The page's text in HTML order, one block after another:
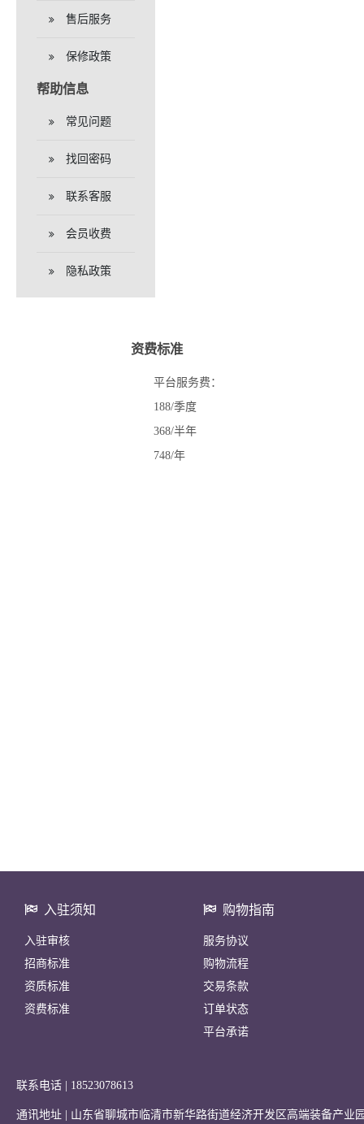
售后服务
保修政策
帮助信息
常见问题
找回密码
联系客服
会员收费
隐私政策
资费标准
平台服务费：
188/季度
368/半年
748/年
入驻须知
入驻审核
招商标准
资质标准
资费标准
购物指南
服务协议
购物流程
交易条款
订单状态
平台承诺
联系电话 | 18523078613
通讯地址 | 山东省聊城市临清市新华路街道经济开发区高端装备产业